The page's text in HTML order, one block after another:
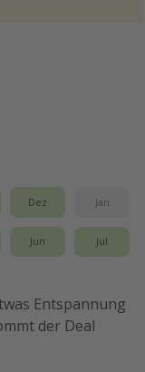
Dez Jan
Jun Jul
Entspannung
der Deal